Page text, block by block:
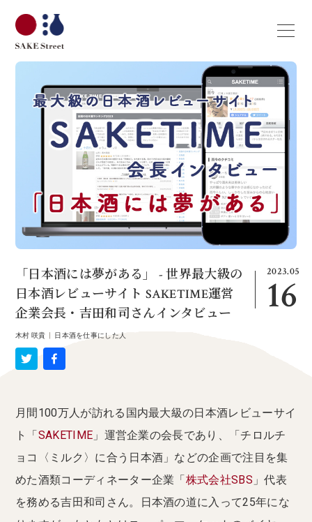
2023.05
16
「日本酒には夢がある」 - 世界最大級の
日本酒レビューサイト SAKETIME運営
企業会長・吉田和司さんインタビュー
木村 咲貴 日本酒を仕事にした人
月間100万人が訪れる国内最大級の日本酒レビューサイ
ト「 SAKETIME 」運営企業の会長であり、「チロルチ
ョコ〈ミルク〉に合う日本酒」などの企画で注目を集
めた酒類コーディネーター企業「 株式会社SBS 」代表
を務める吉田和司さん。日本酒の道に入って25年にな